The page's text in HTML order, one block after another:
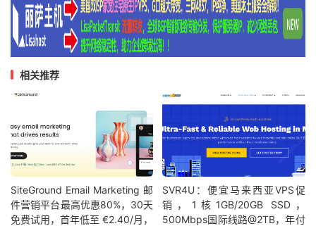
相关推荐
SiteGround Email Marketing 邮
件营销平台最高优惠80%，30天
免费试用，首年低至 €2.40/月，
SVR4U：便宜马来西亚VPS促
销，1核1GB/20GB SSD，
500Mbps国际线路@2TB，年付